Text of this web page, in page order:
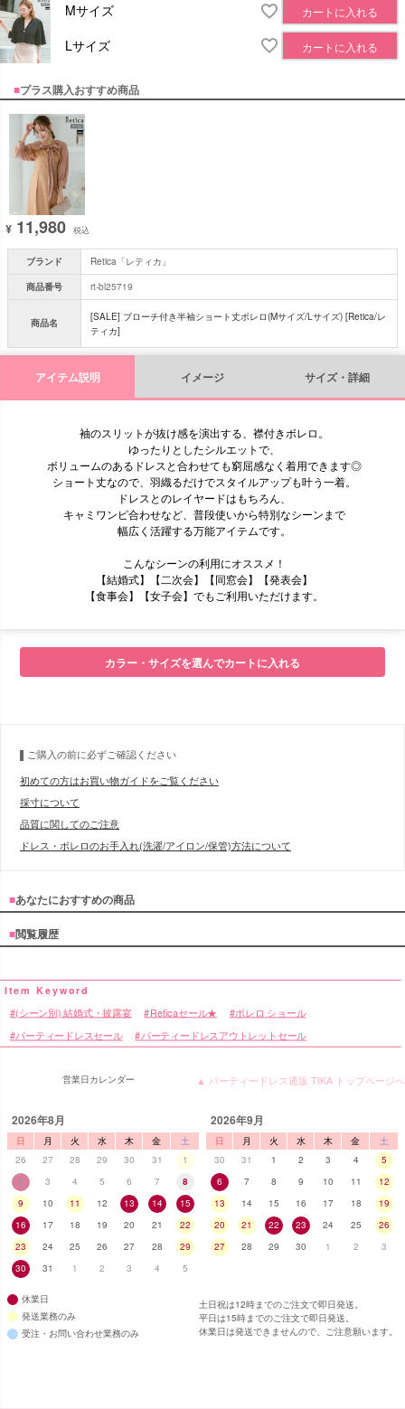
Mサイズ
カートに入れる
Lサイズ カートに入れる
■プラス購入おすすめ商品
¥ 11,980 税込
ブランド
Retica「レティカ」
商品番号
rt-bl25719
商品名
[SALE] ブローチ付き半袖ショート丈ボレロ(Mサイズ/Lサイズ) [Retica/レ
ティカ]
アイテム説明 イメージ サイズ・詳細
袖のスリットが抜け感を演出する、襟付きボレロ。
ゆったりとしたシルエットで、
ボリュームのあるドレスと合わせても窮屈感なく着用できます◎
ショート丈なので、羽織るだけでスタイルアップも叶う一着。
ドレスとのレイヤードはもちろん、
キャミワンピ合わせなど、普段使いから特別なシーンまで
幅広く活躍する万能アイテムです。
こんなシーンの利用にオススメ！
【結婚式】【二次会】【同窓会】【発表会】
【食事会】【女子会】でもご利用いただけます。
■サイズ表
■スペック表
カラー・サイズを選んでカートに入れる
ご購入の前に必ずご確認ください
初めての方はお買い物ガイドをご覧ください
採寸について
品質に関してのご注意
ドレス・ボレロのお手入れ(洗濯/アイロン/保管)方法について
■あなたにおすすめの商品
■閲覧履歴
(シーン別) 結婚式・披露宴 Reticaセール★ ボレロ ショール
パーティードレスセール パーティードレスアウトレットセール
▲ パーティードレス通販 TIKA トップページへ
営業日カレンダー
2026年8月
日 月 火 水 木 金
土
26
27 28 29 30 31
1
2
3 4 5 6 7
8
9
10 11 12 13 14
15
16
17 18 19 20 21
22
23
24 25 26 27 28
29
30
31 1 2 3 4 5
2026年9月
日 月 火 水 木 金
土
30
31 1 2 3 4
5
6
7 8 9 10 11
12
13
14 15 16 17 18
19
20
21 22 23 24 25
26
27
28 29 30 1 2 3
休業日
発送業務のみ
受注・お問い合わせ業務のみ
土日祝は12時までのご注文で即日発送。
平日は15時までのご注文で即日発送。
休業日は発送できませんので、ご注意願います。